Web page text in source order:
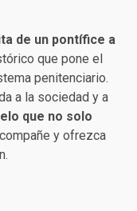
de un pontífice a
que pone el
penitenciario.
a la sociedad y a
que no solo
y ofrezca